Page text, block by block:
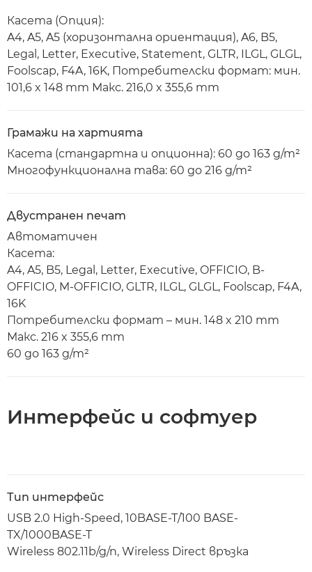
Касета (Опция):
A4, A5, A5 (хоризонтална ориентация), A6, B5,
Legal, Letter, Executive, Statement, GLTR, ILGL, GLGL,
Foolscap, F4A, 16K, Потребителски формат: мин.
101,6 x 148 mm Макс. 216,0 x 355,6 mm
Грамажи на хартията
Касета (стандартна и опционна): 60 до 163 g/m²
Многофункционална тава: 60 до 216 g/m²
Двустранен печат
Автоматичен
Касета:
A4, A5, B5, Legal, Letter, Executive, OFFICIO, B-
OFFICIO, M-OFFICIO, GLTR, ILGL, GLGL, Foolscap, F4A,
16K
Потребителски формат – мин. 148 x 210 mm
Макс. 216 x 355,6 mm
60 до 163 g/m²
Интерфейс и софтуер
Тип интерфейс
USB 2.0 High-Speed, 10BASE-T/100 BASE-
TX/1000BASE-T
Wireless 802.11b/g/n, Wireless Direct връзка